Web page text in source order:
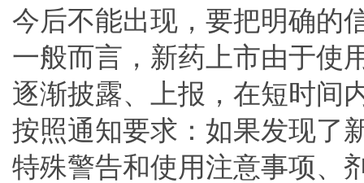
今后不能出现，要把明确的
一般而言，新药上市由于使
逐渐披露、上报，在短时间
按照通知要求：如果发现了
特殊警告和使用注意事项、